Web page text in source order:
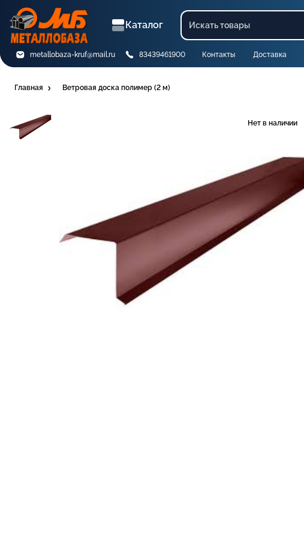
Каталог
metallobaza-kruf@mail.ru 83439461900 Контакты Доставка
Главная Ветровая доска полимер (2 м)
Нет в наличии